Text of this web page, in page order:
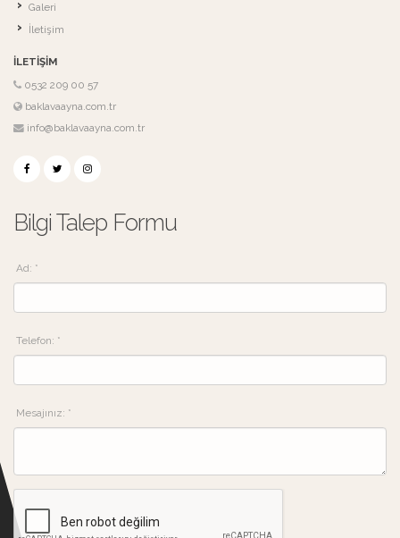
Galeri
İletişim
İLETIŞIM
0532 209 00 57
baklavaayna.com.tr
info@baklavaayna.com.tr
Bilgi Talep Formu
Ad: *
Telefon: *
Mesajınız: *